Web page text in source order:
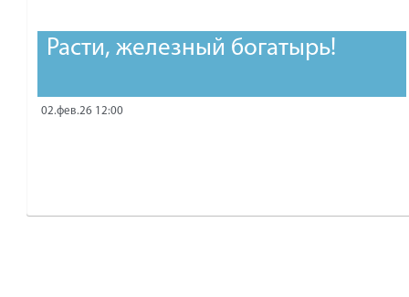
Расти, железный богатырь!
02.фев.26 12:00